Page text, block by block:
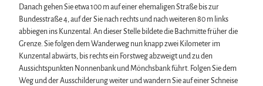
Danach gehen Sie etwa 100 m auf einer ehemaligen Straße bis zur
Bundesstraße 4, auf der Sie nach rechts und nach weiteren 80 m links
abbiegen ins Kunzental. An dieser Stelle bildete die Bachmitte früher die
Grenze. Sie folgen dem Wanderweg nun knapp zwei Kilometer im
Kunzental abwärts, bis rechts ein Forstweg abzweigt und zu den
Aussichtspunkten Nonnenbank und Mönchsbank führt. Folgen Sie dem
Weg und der Ausschilderung weiter und wandern Sie auf einer Schneise